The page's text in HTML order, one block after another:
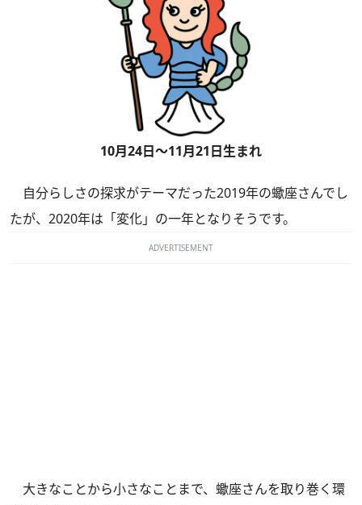
10月24日～11月21日生まれ
自分らしさの探求がテーマだった2019年の蠍座さんでし
たが、2020年は「変化」の一年となりそうです。
ADVERTISEMENT
大きなことから小さなことまで、蠍座さんを取り巻く環